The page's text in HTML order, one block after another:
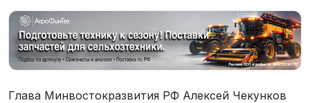
Глава Минвостокразвития РФ Алексей Чекунков